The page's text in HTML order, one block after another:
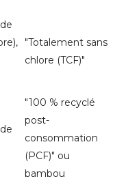
"Totalement sans
chlore (TCF)"
"100 % recyclé
post-
consommation
(PCF)" ou
bambou